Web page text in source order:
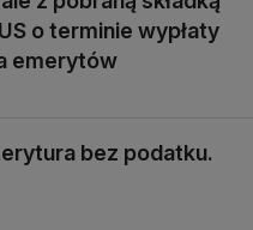
o terminie wypłaty
emerytów
bez podatku.